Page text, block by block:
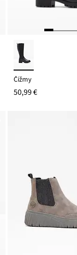
Čižmy
50,99 €